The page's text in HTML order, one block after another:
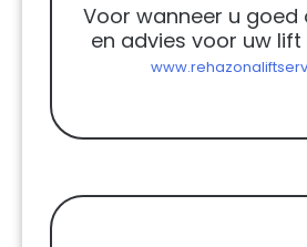
Voor wanneer u goed
en advies voor uw lift